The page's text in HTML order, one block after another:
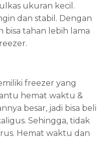
ukuran kecil.
dan stabil. Dengan
bisa tahan lebih lama
freezer yang
hemat waktu &
besar, jadi bisa beli
Sehingga, tidak
Hemat waktu dan